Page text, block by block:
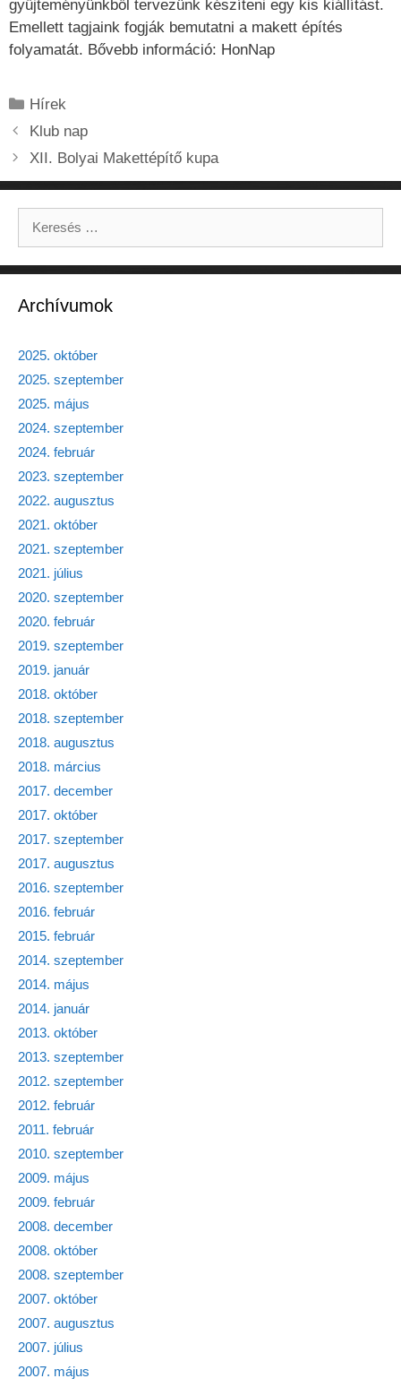
gyűjteményünkből tervezünk készíteni egy kis kiállítást.
Emellett tagjaink fogják bemutatni a makett építés
folyamatát. Bővebb információ: HonNap
Kategória
Hírek
Klub nap
XII. Bolyai Makettépítő kupa
Archívumok
2025. október
2025. szeptember
2025. május
2024. szeptember
2024. február
2023. szeptember
2022. augusztus
2021. október
2021. szeptember
2021. július
2020. szeptember
2020. február
2019. szeptember
2019. január
2018. október
2018. szeptember
2018. augusztus
2018. március
2017. december
2017. október
2017. szeptember
2017. augusztus
2016. szeptember
2016. február
2015. február
2014. szeptember
2014. május
2014. január
2013. október
2013. szeptember
2012. szeptember
2012. február
2011. február
2010. szeptember
2009. május
2009. február
2008. december
2008. október
2008. szeptember
2007. október
2007. augusztus
2007. július
2007. május